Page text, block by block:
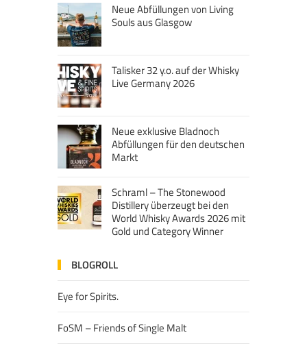
Neue Abfüllungen von Living
Souls aus Glasgow
Talisker 32 y.o. auf der Whisky
Live Germany 2026
Neue exklusive Bladnoch
Abfüllungen für den deutschen
Markt
Schraml – The Stonewood
Distillery überzeugt bei den
World Whisky Awards 2026 mit
Gold und Category Winner
BLOGROLL
Eye for Spirits.
FoSM – Friends of Single Malt